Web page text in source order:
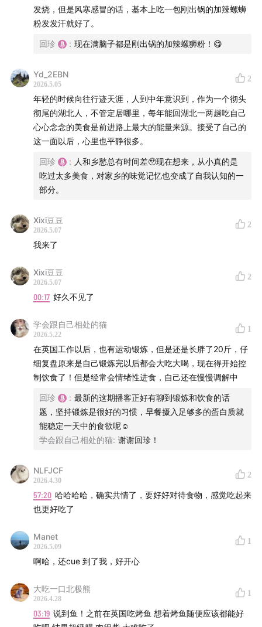
性的事
66:20 出国以后，更加清楚地看见传统节日美食承载的情
感价值
经历过吃不下东西的日子，现在觉得能吃是生命力
的体现
本期 bgm：
Sweet Moonlight - Rune Dale
Waiting for Your Love (Instrumental Version) - Adelyn
Walking the Masquerade - J.F. Gloss
剪辑：回珍&传音，后期制作：陈若彤
关于我们：
从我们开始，到生活中去。
「FromWomen 从我们开始」是一档关注女性生活的陪伴
型播客。我们从女性的视角，分享时时刻刻发生的真实经
历，探讨那些没有标准答案的生活问题。
回珍和传音，是我们外婆和姥姥的名字。这里没有严肃的
作、感情、社会关系中的挑战与成长，希望通过彼此真诚
温暖的对话，为你提供一份陪伴与思考的空间。
小宇宙｜苹果播客｜Spotify｜荔枝播客｜网易云音乐｜喜
马拉雅｜豆瓣｜QQ音乐
播客将定期更新，欢迎关注我们的微博和小红书
@FromWomen从我们开始，以及添加小助手微信：
FromWomen 加入我们的听友群。
发烧，但是风寒感冒的话，基本上吃一包刚出锅的加辣螺蛳
粉发发汗就好了。
回珍 : 现在满脑子都是刚出锅的加辣螺狮粉！😋
Yd_2EBN
2026.5.05
2
年轻的时候向往行迹天涯，人到中年意识到，作为一个彻头
彻尾的湖北人，不管定居哪里，每年能回湖北一两趟吃自己
心心念念的美食是前进路上最大的能量来源。接受了自己的
这一面以后，心里也平静很多。
回珍 : 人和乡愁总有时间差🥹现在想来，从小真的是
吃过太多美食，对家乡的味觉记忆也变成了自我认知的一
部分。
Xixi豆豆
2026.5.07
2
我来了
Xixi豆豆
2026.5.07
2
00:17 好久不见了
学会跟自己相处的猫
2026.5.22
1
在英国工作以后，也有运动锻炼，但是还是长胖了20斤，仔
细复盘原来是自己锻炼完以后都会大吃大喝，现在得开始控
制饮食了！但是经常会情绪性进食，自己还在慢慢调解中
回珍 : 最新的这期播客正好有聊到锻炼和饮食的话
题，坚持锻炼是很好的习惯，早餐摄入足够多的蛋白质就
能稳定一天中的食欲呢☺️
学会跟自己相处的猫: 谢谢回珍！
NLFJCF
2026.4.30
2
57:20 哈哈哈哈，确实共情了，要好好对待食物，感觉吃起来
也更好吃了
Manet
2026.5.09
1
啊哈，还cue 到了我，好开心
大吃一口北极熊
2026.4.28
1
03:19 说到鱼！之前在英国吃烤鱼 想着烤鱼随便应该都能好